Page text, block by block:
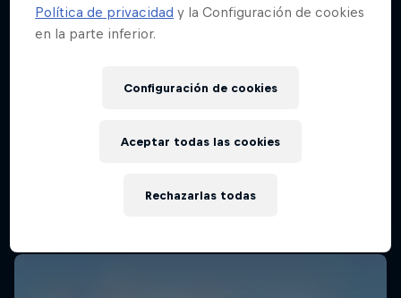
Política de privacidad y la Configuración de cookies
en la parte inferior.
Configuración de cookies
Rechazarlas todas
Aceptar todas las cookies